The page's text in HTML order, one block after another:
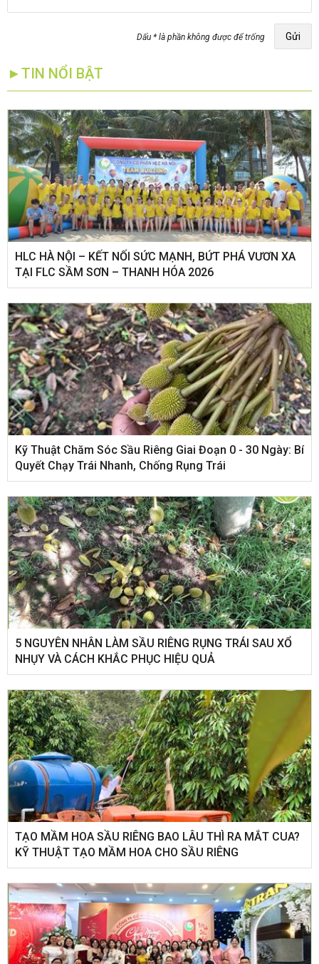
Dấu * là phần không được để trống Gửi
►TIN NỔI BẬT
HLC HÀ NỘI – KẾT NỐI SỨC MẠNH, BỨT PHÁ VƯƠN XA
TẠI FLC SẦM SƠN – THANH HÓA 2026
Kỹ Thuật Chăm Sóc Sầu Riêng Giai Đoạn 0 - 30 Ngày: Bí
Quyết Chạy Trái Nhanh, Chống Rụng Trái
5 NGUYÊN NHÂN LÀM SẦU RIÊNG RỤNG TRÁI SAU XỔ
NHỤY VÀ CÁCH KHẮC PHỤC HIỆU QUẢ
TẠO MẦM HOA SẦU RIÊNG BAO LÂU THÌ RA MẮT CUA?
KỸ THUẬT TẠO MẦM HOA CHO SẦU RIÊNG